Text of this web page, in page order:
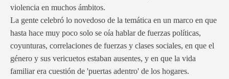
violencia en muchos ámbitos.
La gente celebró lo novedoso de la temática en un marco en que
hasta hace muy poco solo se oía hablar de fuerzas políticas,
coyunturas, correlaciones de fuerzas y clases sociales, en que el
género y sus vericuetos estaban ausentes, y en que la vida
familiar era cuestión de 'puertas adentro' de los hogares.